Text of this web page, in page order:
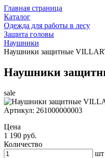
Главная страница
Каталог
Одежда для работы в лесу
Защита головы
Наушники
Наушники защитные
Наушники
sale
Артикул: 261000000003
Цена
1 190 руб.
Количество
шт